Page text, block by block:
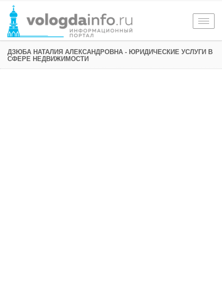
ДЗЮБА НАТАЛИЯ АЛЕКСАНДРОВНА - ЮРИДИЧЕСКИЕ УСЛУГИ В
СФЕРЕ НЕДВИЖИМОСТИ